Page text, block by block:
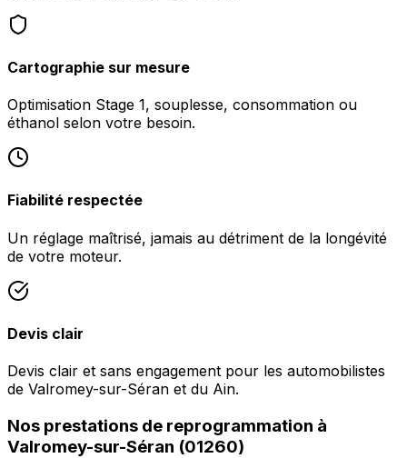
Cartographie sur mesure
Optimisation Stage 1, souplesse, consommation ou
éthanol selon votre besoin.
Fiabilité respectée
Un réglage maîtrisé, jamais au détriment de la longévité
de votre moteur.
Devis clair
Devis clair et sans engagement pour les automobilistes
de Valromey-sur-Séran et du Ain.
Nos prestations de reprogrammation à
Valromey-sur-Séran (01260)